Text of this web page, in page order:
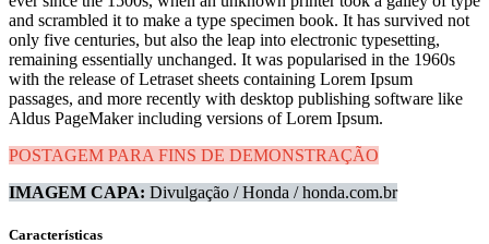
and scrambled it to make a type specimen book. It has survived not
only five centuries, but also the leap into electronic typesetting,
remaining essentially unchanged. It was popularised in the 1960s
with the release of Letraset sheets containing Lorem Ipsum
passages, and more recently with desktop publishing software like
Aldus PageMaker including versions of Lorem Ipsum.
POSTAGEM PARA FINS DE DEMONSTRAÇÃO
IMAGEM CAPA: Divulgação / Honda / honda.com.br
Características